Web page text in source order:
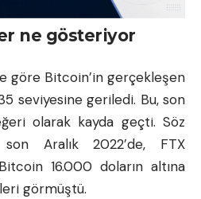
ne gösteriyor
göre Bitcoin’in gerçekleşen
seviyesine geriledi. Bu, son
olarak kayda geçti. Söz
Aralık 2022’de, FTX
16.000 doların altına
görmüştü.